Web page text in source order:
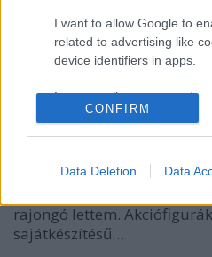
I want to allow Google to
related to advertising like
device identifiers in apps.
I want to allow my user data
Google for online
personalized advertising.
I want to allow Google to
related to analytics like
device identifiers in apps.
CONFIRM
Data Deletion Data
Jurassic World 2:
szinkronkritika
merlinicus•2018. június 06.
1994-ben még egy Kanári-
kettőszáznegyvenhétszer
ismerkedtem meg a
rajongó lettem.
sajátkészítésű…